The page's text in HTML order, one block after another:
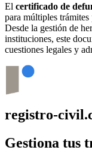
El certificado de
para múltiples
Desde la gestión de
instituciones, este
cuestiones legales y
registro-
Gestiona tus